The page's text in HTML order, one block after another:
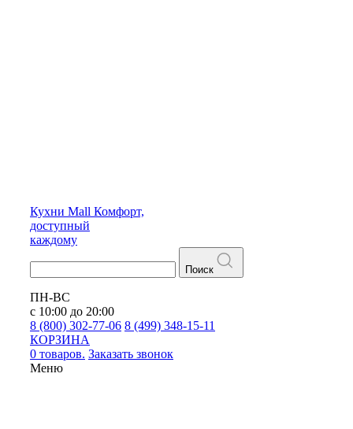
Кухни Mall Комфорт,
доступный
каждому
Поиск
ПН-ВС
с 10:00 до 20:00
8 (800) 302-77-06 8 (499) 348-15-11
КОРЗИНА
0 товаров. Заказать звонок
Меню